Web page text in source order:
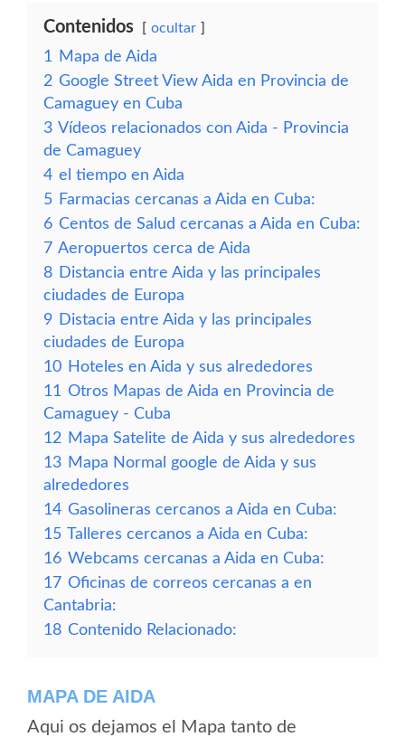
Contenidos ocultar
1
Mapa de Aida
2 Google Street View Aida en Provincia de
Camaguey en Cuba
3 Vídeos relacionados con Aida - Provincia
de Camaguey
4 el tiempo en Aida
5 Farmacias cercanas a Aida en Cuba:
6 Centos de Salud cercanas a Aida en Cuba:
7 Aeropuertos cerca de Aida
8 Distancia entre Aida y las principales
ciudades de Europa
9 Distacia entre Aida y las principales
ciudades de Europa
10 Hoteles en Aida y sus alrededores
11 Otros Mapas de Aida en Provincia de
Camaguey - Cuba
12 Mapa Satelite de Aida y sus alrededores
13 Mapa Normal google de Aida y sus
alrededores
14 Gasolineras cercanos a Aida en Cuba:
15 Talleres cercanos a Aida en Cuba:
16 Webcams cercanas a Aida en Cuba:
17 Oficinas de correos cercanas a en
Cantabria:
18 Contenido Relacionado:
MAPA DE AIDA
Aqui os dejamos el Mapa tanto de